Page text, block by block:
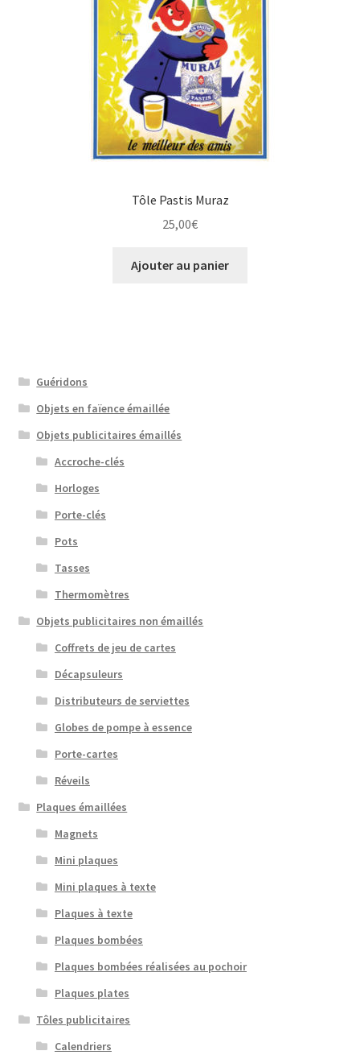
Tôle Pastis Muraz
25,00€
Ajouter au panier
Guéridons
Objets en faïence émaillée
Objets publicitaires émaillés
Accroche-clés
Horloges
Porte-clés
Pots
Tasses
Thermomètres
Objets publicitaires non émaillés
Coffrets de jeu de cartes
Décapsuleurs
Distributeurs de serviettes
Globes de pompe à essence
Porte-cartes
Réveils
Plaques émaillées
Magnets
Mini plaques
Mini plaques à texte
Plaques à texte
Plaques bombées
Plaques bombées réalisées au pochoir
Plaques plates
Tôles publicitaires
Calendriers